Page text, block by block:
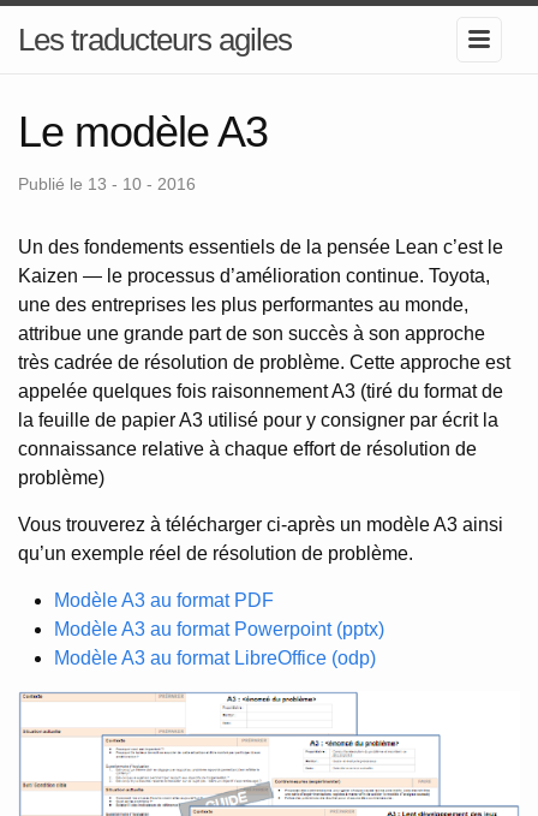
Les traducteurs agiles
Le modèle A3
Publié le 13 - 10 - 2016
Un des fondements essentiels de la pensée Lean c’est le
Kaizen — le processus d’amélioration continue. Toyota,
une des entreprises les plus performantes au monde,
attribue une grande part de son succès à son approche
très cadrée de résolution de problème. Cette approche est
appelée quelques fois raisonnement A3 (tiré du format de
la feuille de papier A3 utilisé pour y consigner par écrit la
connaissance relative à chaque effort de résolution de
problème)
Vous trouverez à télécharger ci-après un modèle A3 ainsi
qu’un exemple réel de résolution de problème.
Modèle A3 au format PDF
Modèle A3 au format Powerpoint (pptx)
Modèle A3 au format LibreOffice (odp)